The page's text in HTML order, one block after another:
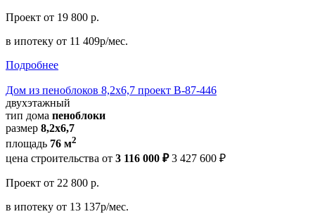
Проект от 19 800 р.
в ипотеку от 11 409р/мес.
Подробнее
Дом из пеноблоков 8,2х6,7 проект В-87-446
двухэтажный
тип дома пеноблоки
размер 8,2х6,7
площадь 76 м2
цена строительства от 3 116 000 ₽ 3 427 600 ₽
Проект от 22 800 р.
в ипотеку от 13 137р/мес.